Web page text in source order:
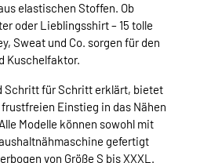
elastischen Stoffen. Ob
oder Lieblingsshirt – 15 tolle
Sweat und Co. sorgen für den
Kuschelfaktor.
Schritt für Schritt erklärt, bietet
Einstieg in das Nähen
Modelle können sowohl mit
gefertigt
von Größe S bis XXXL.